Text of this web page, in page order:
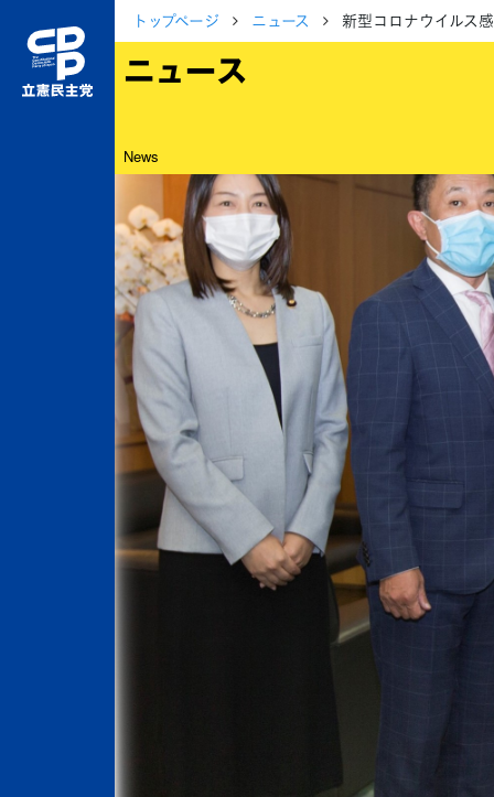
トップページ ニュース 新型コロナウイルス
ニュース
News